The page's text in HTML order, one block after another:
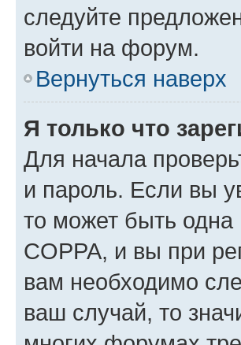
следуйте
войти на форум.
Вернуться наверх
Я только что
Для начала
и пароль. Если вы
то может быть
COPPA, и вы при
вам необходимо
ваш случай, то